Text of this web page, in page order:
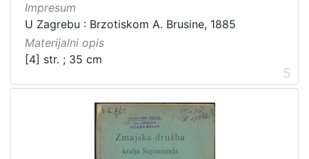
Impresum
U Zagrebu : Brzotiskom A. Brusine, 1885
Materijalni opis
[4] str. ; 35 cm
5